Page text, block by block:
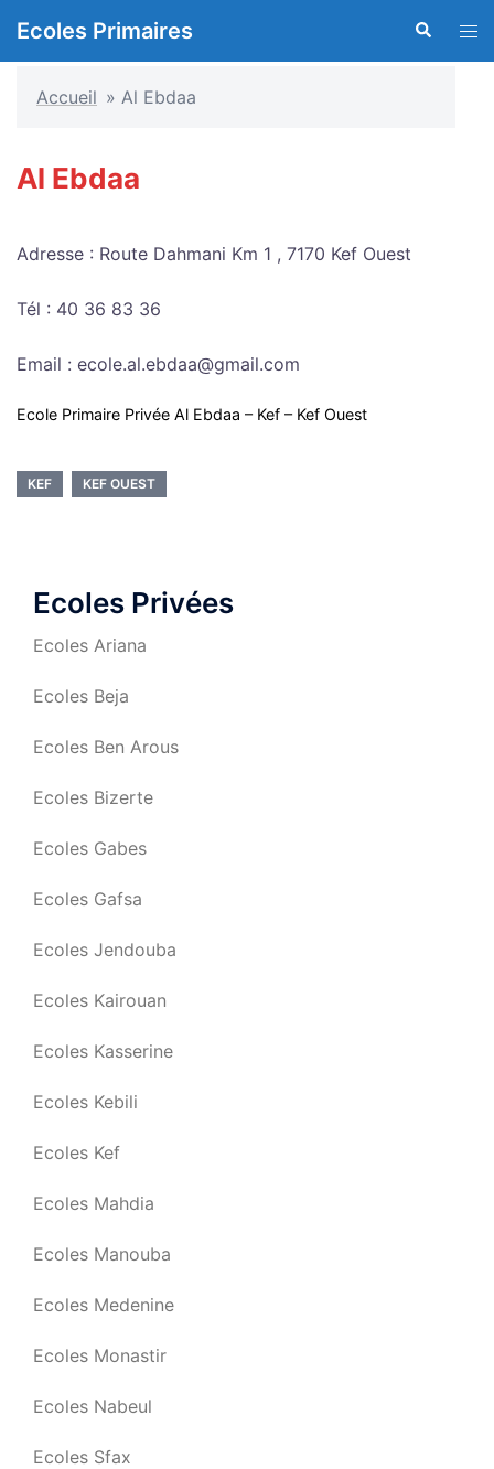
auEcoles Primaires
le
Accueil » Al Ebdaa
Al Ebdaa
Adresse : Route Dahmani Km 1 , 7170 Kef Ouest
Tél : 40 36 83 36
Email : ecole.al.ebdaa@gmail.com
Ecole Primaire Privée Al Ebdaa – Kef – Kef Ouest
KEF KEF OUEST
Ecoles Privées
Ecoles Ariana
Ecoles Beja
Ecoles Ben Arous
Ecoles Bizerte
Ecoles Gabes
Ecoles Gafsa
Ecoles Jendouba
Ecoles Kairouan
Ecoles Kasserine
Ecoles Kebili
Ecoles Kef
Ecoles Mahdia
Ecoles Manouba
Ecoles Medenine
Ecoles Monastir
Ecoles Nabeul
Ecoles Sfax